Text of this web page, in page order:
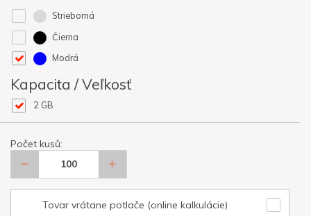
Strieborná
Čierna
Modrá
Kapacita / Veľkosť
2 GB
Počet kusů:
Tovar vrátane potlače (online kalkulácie)